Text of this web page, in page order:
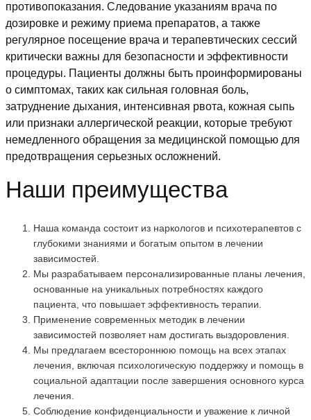
противопоказания. Следование указаниям врача по
дозировке и режиму приема препаратов, а также
регулярное посещение врача и терапевтических сессий
критически важны для безопасности и эффективности
процедуры. Пациенты должны быть проинформированы
о симптомах, таких как сильная головная боль,
затруднение дыхания, интенсивная рвота, кожная сыпь
или признаки аллергической реакции, которые требуют
немедленного обращения за медицинской помощью для
предотвращения серьезных осложнений.
Наши преимущества
Наша команда состоит из наркологов и психотерапевтов с
глубокими знаниями и богатым опытом в лечении
зависимостей.
Мы разрабатываем персонализированные планы лечения,
основанные на уникальных потребностях каждого
пациента, что повышает эффективность терапии.
Применение современных методик в лечении
зависимостей позволяет нам достигать выздоровления.
Мы предлагаем всестороннюю помощь на всех этапах
лечения, включая психологическую поддержку и помощь в
социальной адаптации после завершения основного курса
лечения.
Соблюдение конфиденциальности и уважение к личной